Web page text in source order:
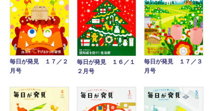
毎日が発見 １７／２
月号
毎日が発見 １６／１
２月号
毎日が発見 １７／３
月号